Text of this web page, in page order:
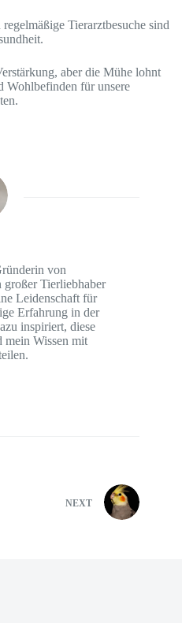
Tierarztbesuche sind
aber die Mühe lohnt
Wohlbefinden für unsere
von
Tierliebhaber
Leidenschaft für
Erfahrung in der
inspiriert, diese
mein Wissen mit
NEXT